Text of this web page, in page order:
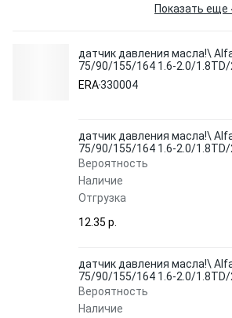
Показать еще
датчик давления масла!\
75/90/155/164 1.6-2.0/1.8TD/
85-98 330004 ERA
ERA330004
датчик давления масла!\
75/90/155/164 1.6-2.0/
Вероятность
Наличие
Отгрузка
12.35 p.
датчик давления масла!\
75/90/155/164 1.6-2.0/
Вероятность
Наличие